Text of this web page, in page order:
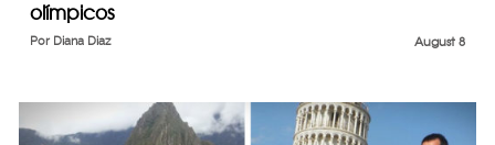
olímpicos
August 8
Por Diana Diaz